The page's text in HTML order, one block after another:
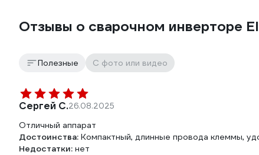
Отзывы о сварочном
Полезные С фото или видео
Сергей С.26.08.2025
Отличный аппарат
Достоинства: Компактный, длинные провода клеммы,
Недостатки: нет